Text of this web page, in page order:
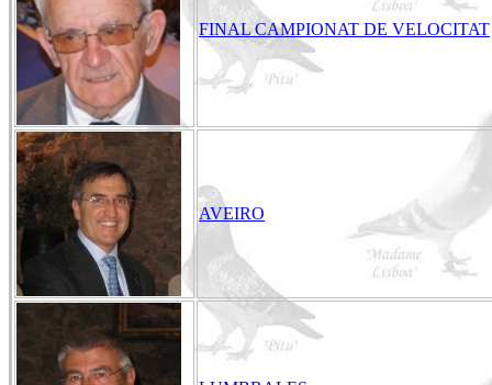
FINAL CAMPIONAT DE VELOCITAT
AVEIRO